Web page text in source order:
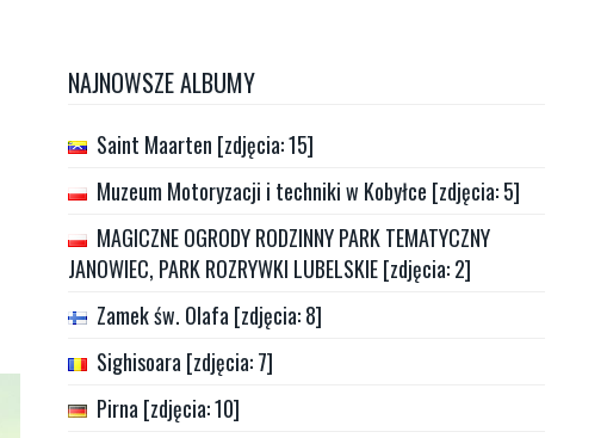
NAJNOWSZE ALBUMY
Saint Maarten [zdjęcia: 15]
Muzeum Motoryzacji i techniki w Kobyłce [zdjęcia: 5]
MAGICZNE OGRODY RODZINNY PARK TEMATYCZNY
JANOWIEC, PARK ROZRYWKI LUBELSKIE [zdjęcia: 2]
Zamek św. Olafa [zdjęcia: 8]
Sighisoara [zdjęcia: 7]
Pirna [zdjęcia: 10]